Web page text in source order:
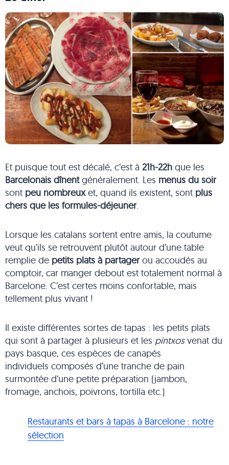
Et puisque tout est décalé, c’est à 21h-22hque les
Barcelonais dînentgénéralement. Les menus du soir
sont peu nombreuxet, quand ils existent, sont plus
chers que les formules-déjeuner.
Lorsque les catalans sortent entre amis, la coutume
veut qu’ils se retrouvent plutôt autour d’une table
remplie de petits plats à partagerou accoudés au
comptoir, car manger debout est totalement normal à
Barcelone. C’est certes moins confortable, mais
tellement plus vivant !
Il existe différentes sortes de tapas : les petits plats
qui sont à partager à plusieurs et les pintxosvenat du
pays basque, ces espèces de canapés
individuels composés d’une tranche de pain
surmontée d’une petite préparation (jambon,
fromage, anchois, poivrons, tortilla etc.)
Restaurants et bars à tapas à Barcelone : notre
sélection